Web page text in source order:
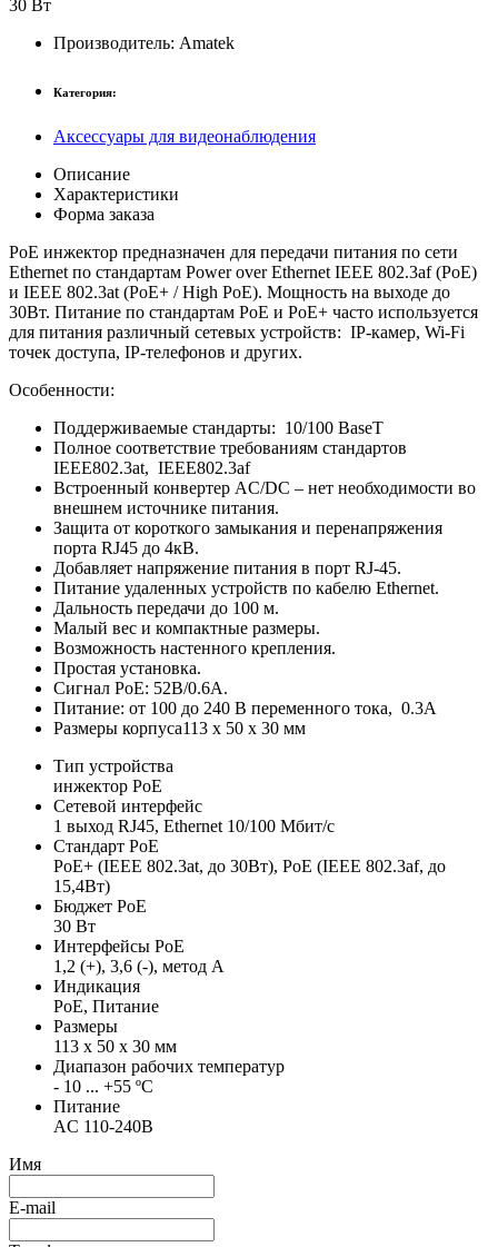
30 Вт
Производитель: Amatek
Категория:
Аксессуары для видеонаблюдения
Описание
Характеристики
Форма заказа
PoE инжектор предназначен для передачи питания по сети
Ethernet по стандартам Power over Ethernet IEEE 802.3af (PoE)
и IEEE 802.3at (PoE+ / High PoE). Мощность на выходе до
30Вт. Питание по стандартам PoE и PoE+ часто используется
для питания различный сетевых устройств: IP-камер, Wi-Fi
точек доступа, IP-телефонов и других.
Особенности:
Поддерживаемые стандарты: 10/100 BaseT
Полное соответствие требованиям стандартов
IEEE802.3at, IEEE802.3af
Встроенный конвертер AC/DC – нет необходимости во
внешнем источнике питания.
Защита от короткого замыкания и перенапряжения
порта RJ45 до 4кВ.
Добавляет напряжение питания в порт RJ-45.
Питание удаленных устройств по кабелю Ethernet.
Дальность передачи до 100 м.
Малый вес и компактные размеры.
Возможность настенного крепления.
Простая установка.
Сигнал PoE: 52В/0.6А.
Питание: от 100 до 240 В переменного тока, 0.3A
Размеры корпуса113 x 50 x 30 мм
Тип устройства
инжектор PoE
Сетевой интерфейс
1 выход RJ45, Ethernet 10/100 Мбит/с
Стандарт PoE
PoE+ (IEEE 802.3at, до 30Вт), PoE (IEEE 802.3af, до
15,4Вт)
Бюджет PoE
30 Вт
Интерфейсы PoE
1,2 (+), 3,6 (-), метод А
Индикация
PoE, Питание
Размеры
113 x 50 x 30 мм
Диапазон рабочих температур
- 10 ... +55 ºС
Питание
AC 110-240В
Имя
E-mail